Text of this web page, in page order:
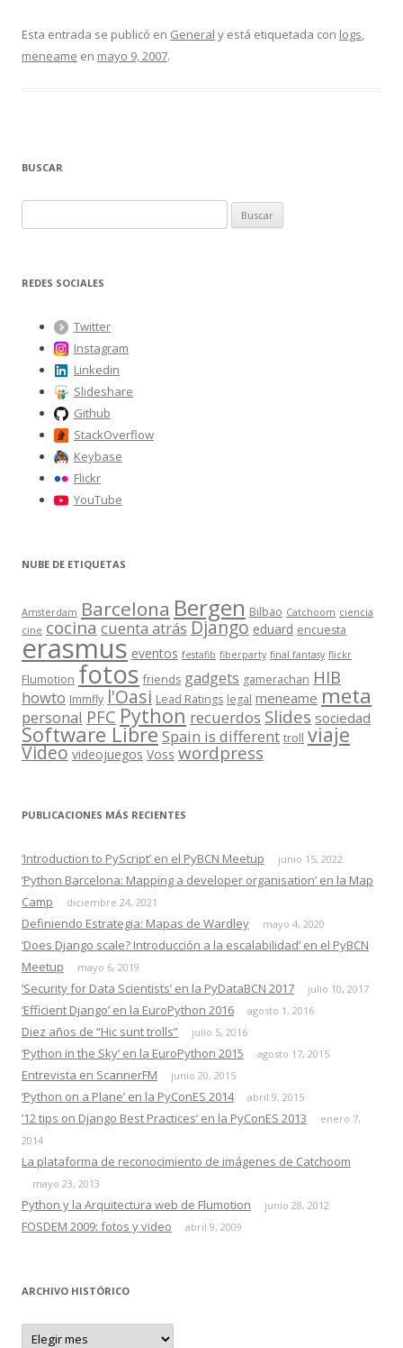
Esta entrada se publicó en General y está etiquetada con logs,
meneame en mayo 9, 2007.
BUSCAR
u
c
REDES SOCIALES
Twitter
Instagram
Linkedin
Slideshare
Github
StackOverflow
Keybase
Flickr
YouTube
NUBE DE ETIQUETAS
Amsterdam Barcelona Bergen Bilbao Catchoom ciencia
cine cocinacuenta atrás Django eduard encuesta
erasmus eventos festafib fiberparty final fantasy flickr
Flumotion fotos friends gadgets gamerachan HIB
howto Immfly l'Oasi Lead Ratings legal meneame meta
personal PFC Python recuerdos Slides sociedad
Software LibreSpain is different troll viaje
Video videojuegos Voss wordpress
PUBLICACIONES MÁS RECIENTES
‘Introduction to PyScript’ en el PyBCN Meetup junio 15, 2022
‘Python Barcelona: Mapping a developer organisation’ en la Map
Camp
diciembre 24, 2021
Definiendo Estrategia: Mapas de Wardley mayo 4, 2020
‘Does Django scale? Introducción a la escalabilidad’ en el PyBCN
Meetup
mayo 6, 2019
‘Security for Data Scientists’ en la PyDataBCN 2017 julio 10, 2017
‘Efficient Django’ en la EuroPython 2016 agosto 1, 2016
Diez años de “Hic sunt trolls” julio 5, 2016
‘Python in the Sky’ en la EuroPython 2015 agosto 17, 2015
Entrevista en ScannerFM junio 20, 2015
‘Python on a Plane’ en la PyConES 2014 abril 9, 2015
’12 tips on Django Best Practices’ en la PyConES 2013
enero 7,
2014
La plataforma de reconocimiento de imágenes de Catchoom
mayo 23, 2013
Python y la Arquitectura web de Flumotion junio 28, 2012
FOSDEM 2009: fotos y video abril 9, 2009
ARCHIVO HISTÓRICO
A